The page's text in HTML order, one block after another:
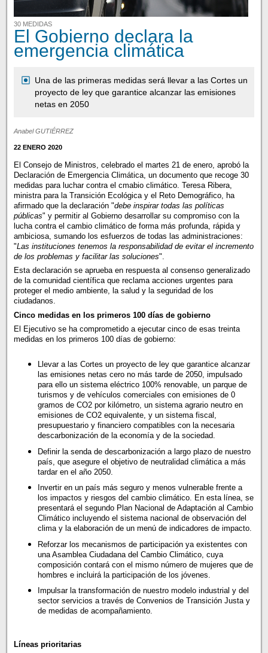
30 MEDIDAS
El Gobierno declara la
emergencia climática
Una de las primeras medidas será llevar a las Cortes un
proyecto de ley que garantice alcanzar las emisiones
netas en 2050
Anabel GUTIÉRREZ
22 ENERO 2020
El Consejo de Ministros, celebrado el martes 21 de enero, aprobó la
Declaración de Emergencia Climática, un documento que recoge 30
medidas para luchar contra el cmabio climático. Teresa Ribera,
ministra para la Transición Ecológica y el Reto Demográfico, ha
afirmado que la declaración "debe inspirar todas las políticas
públicas" y permitir al Gobierno desarrollar su compromiso con la
lucha contra el cambio climático de forma más profunda, rápida y
ambiciosa, sumando los esfuerzos de todas las administraciones:
"Las instituciones tenemos la responsabilidad de evitar el incremento
de los problemas y facilitar las soluciones".
Esta declaración se aprueba en respuesta al consenso generalizado
de la comunidad científica que reclama acciones urgentes para
proteger el medio ambiente, la salud y la seguridad de los
ciudadanos.
Cinco medidas en los primeros 100 días de gobierno
El Ejecutivo se ha comprometido a ejecutar cinco de esas treinta
medidas en los primeros 100 días de gobierno:
Llevar a las Cortes un proyecto de ley que garantice alcanzar
las emisiones netas cero no más tarde de 2050, impulsado
para ello un sistema eléctrico 100% renovable, un parque de
turismos y de vehículos comerciales con emisiones de 0
gramos de CO2 por kilómetro, un sistema agrario neutro en
emisiones de CO2 equivalente, y un sistema fiscal,
presupuestario y financiero compatibles con la necesaria
descarbonización de la economía y de la sociedad.
Definir la senda de descarbonización a largo plazo de nuestro
país, que asegure el objetivo de neutralidad climática a más
tardar en el año 2050.
Invertir en un país más seguro y menos vulnerable frente a
los impactos y riesgos del cambio climático. En esta línea, se
presentará el segundo Plan Nacional de Adaptación al Cambio
Climático incluyendo el sistema nacional de observación del
clima y la elaboración de un menú de indicadores de impacto.
Reforzar los mecanismos de participación ya existentes con
una Asamblea Ciudadana del Cambio Climático, cuya
composición contará con el mismo número de mujeres que de
hombres e incluirá la participación de los jóvenes.
Impulsar la transformación de nuestro modelo industrial y del
sector servicios a través de Convenios de Transición Justa y
de medidas de acompañamiento.
Líneas prioritarias